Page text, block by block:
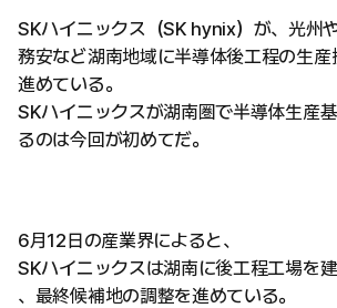
SKハイニックス（SK hynix）が、光州
務安など湖南地域に半導体後工程の生
進めている。
SKハイニックスが湖南圏で半導体生産
るのは今回が初めてだ。
6月12日の産業界によると、
SKハイニックスは湖南に後工程工場を
、最終候補地の調整を進めている。